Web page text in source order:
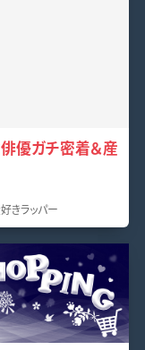
優ガチ密着＆産
きラッパー